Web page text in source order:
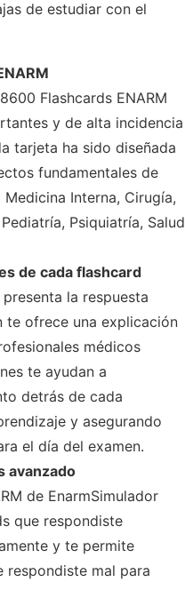
de estudiar con el
Flashcards ENARM
y de alta incidencia
tarjeta ha sido diseñada
fundamentales de
Interna, Cirugía,
Psiquiatría, Salud
de cada flashcard
la respuesta
te ofrece una explicación
médicos
te ayudan a
detrás de cada
y asegurando
el día del examen.
avanzado
de EnarmSimulador
que respondiste
y te permite
respondiste mal para